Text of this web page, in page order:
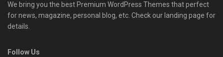
We bring you the best Premium WordPress Themes that perfect
for news, magazine, personal blog, etc. Check our landing page for
details.
Follow Us